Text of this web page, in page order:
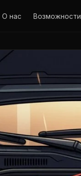
О нас Возможности